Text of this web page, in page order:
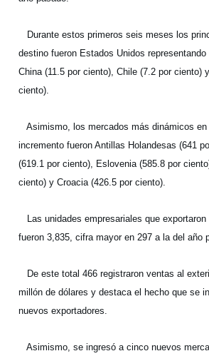
Durante estos primeros seis meses los
destino fueron Estados Unidos representando
China (11.5 por ciento), Chile (7.2 por ciento)
ciento).
Asimismo, los mercados más dinámicos en
incremento fueron Antillas Holandesas (641
(619.1 por ciento), Eslovenia (585.8 por
ciento) y Croacia (426.5 por ciento).
Las unidades empresariales que exportaron
fueron 3,835, cifra mayor en 297 a la del año
De este total 466 registraron ventas al
millón de dólares y destaca el hecho que se
nuevos exportadores.
Asimismo, se ingresó a cinco nuevos